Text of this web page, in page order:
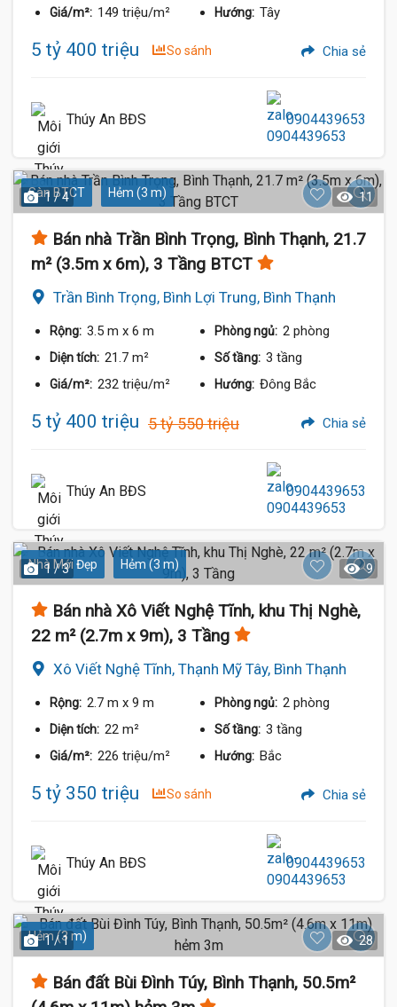
Giá/m²: 149 triệu/m² Hướng: Tây
5 tỷ 400 triệu So sánh Chia sẻ
Thúy An BĐS 0904439653
Sàn BTCT Hẻm (3 m)
1 / 4 11
Bán nhà Trần Bình Trọng, Bình Thạnh, 21.7
m² (3.5m x 6m), 3 Tầng BTCT
Trần Bình Trọng, Bình Lợi Trung, Bình Thạnh
Rộng: 3.5 m x 6 m Phòng ngủ: 2 phòng
Diện tích: 21.7 m² Số tầng: 3 tầng
Giá/m²: 232 triệu/m² Hướng: Đông Bắc
5 tỷ 400 triệu 5 tỷ 550 triệu Chia sẻ
Thúy An BĐS 0904439653
Nhà Mới Đẹp Hẻm (3 m)
1 / 3 9
Bán nhà Xô Viết Nghệ Tĩnh, khu Thị Nghè,
22 m² (2.7m x 9m), 3 Tầng
Xô Viết Nghệ Tĩnh, Thạnh Mỹ Tây, Bình Thạnh
Rộng: 2.7 m x 9 m Phòng ngủ: 2 phòng
Diện tích: 22 m² Số tầng: 3 tầng
Giá/m²: 226 triệu/m² Hướng: Bắc
5 tỷ 350 triệu So sánh Chia sẻ
Thúy An BĐS 0904439653
Hẻm (3 m)
1 / 1 28
Bán đất Bùi Đình Túy, Bình Thạnh, 50.5m²